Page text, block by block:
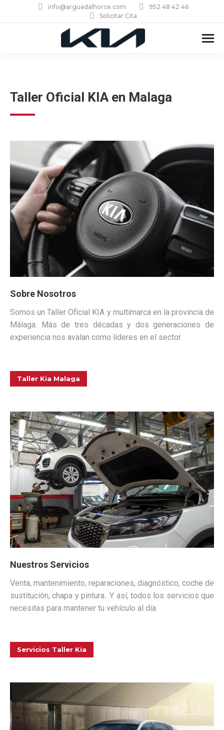
info@arguadalhorce.com
952 48 42 46
Solicitar Cita
Taller Oficial KIA en Malaga
Sobre Nosotros
Somos un Taller Oficial KIA y multimarca en la provincia de
Málaga. Más de tres décadas y dos generaciones de
experiencia nos avalan como líderes en el sector
Taller Kia Malaga
Nuestros Servicios
Venta, mantenimiento, reparaciones, diagnóstico, coche de
sustitución, chapa y pintura.. Y así, todos los servicios que
necesitas para mantener tu vehículo al día
Servicios Taller Kia